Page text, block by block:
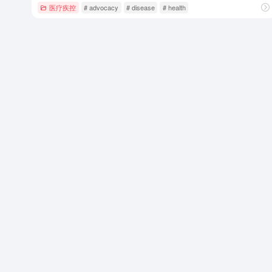
医疗疾控 # advocacy # disease # health